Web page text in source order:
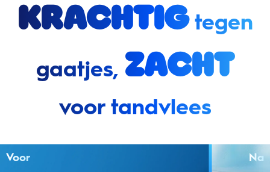
Krachtigtegen
gaatjes, zacht
voor tandvlees
Voor Na